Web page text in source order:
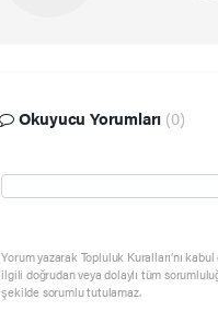
Okuyucu Yorumları (0)
Yorum yazarak Topluluk Kuralları’nı
ilgili doğrudan veya dolaylı tüm
şekilde sorumlu tutulamaz.